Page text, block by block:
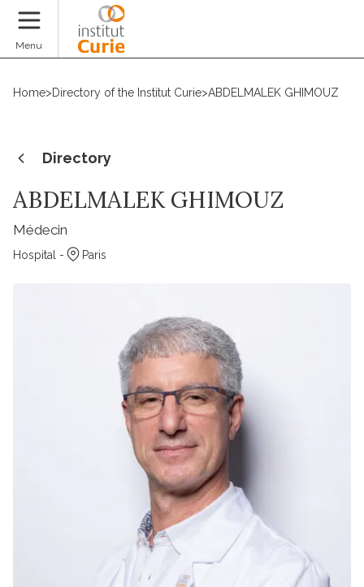
Menu
Home>Directory of the Institut Curie>ABDELMALEK GHIMOUZ
Directory
ABDELMALEK GHIMOUZ
Médecin
Hospital - Paris